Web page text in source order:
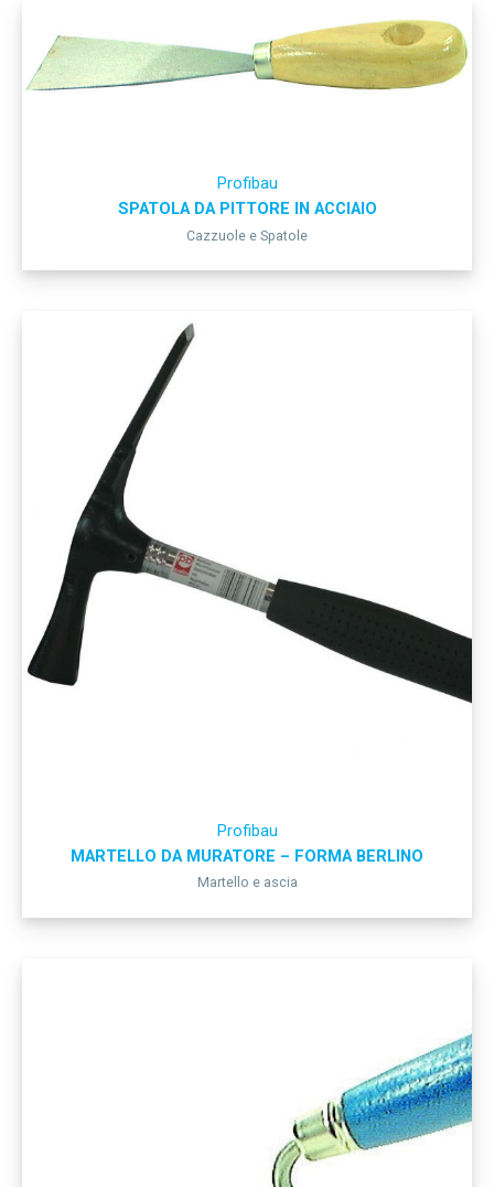
Profibau
SPATOLA DA PITTORE IN ACCIAIO
Cazzuole e Spatole
Profibau
MARTELLO DA MURATORE – FORMA BERLINO
Martello e ascia